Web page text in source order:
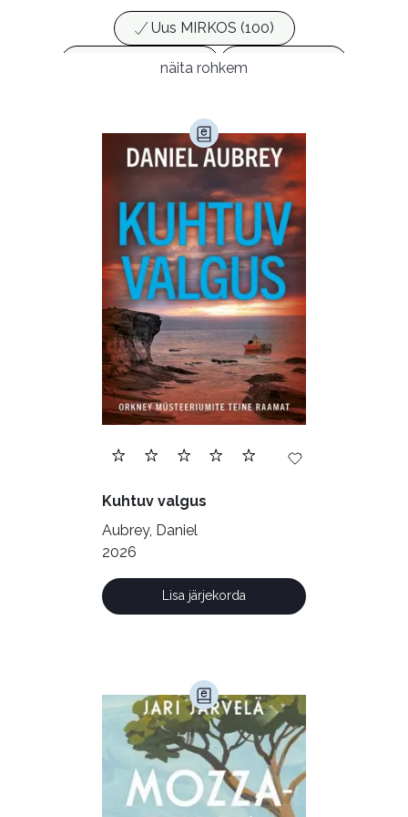
Uus MIRKOS (100)
Populaarsed (25)
Ajakirjad (17)
Armastusromaanid (294)
Audioperioodika
Biograafiad (229)
Eesti kirjandus (1776)
Ettevõtlus (30)
Filoloogia (121)
Filosoofia (148)
Geograafia (65)
Haridus (20)
Ilukirjandus (4255)
Krimi ja põnevik (1286)
Kultuur ja teadus (45)
Kunst ja looming (86)
Laste- ja noortekirjandus (581)
Loodusteadus (32)
Maamajandus (24)
Majandus (34)
Perioodika (15)
Psühholoogia (186)
näita rohkem
Kuhtuv valgus
Aubrey, Daniel
2026
Lisa järjekorda